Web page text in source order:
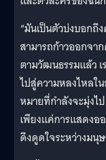
“มันเป็นตัวบ่งบอกถึ
สามารถก้าวออกจา
ตามวัฒนธรรมแล้ว
ไปสู่ความหลงไหลใ
หมายที่กำลังจะมุ่งไ
เพียงแค่การแสดงอ
ดึงดูดใจระหว่างมนุ